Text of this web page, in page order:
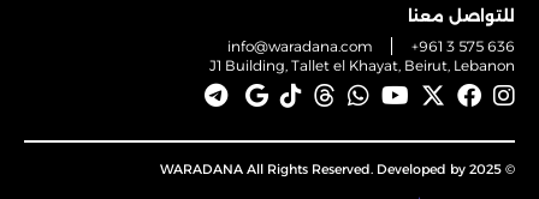
للتواصل معنا
info@waradana.com
+961 3 575 636
J1 Building, Tallet el Khayat, Beirut, Lebanon
© 2025 WARADANA All Rights Reserved. Developed by